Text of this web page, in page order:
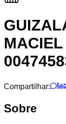
Compartilhar:
Sobre